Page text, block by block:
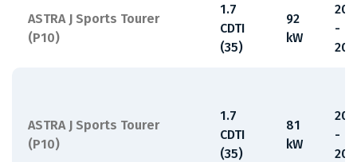
ASTRA J Sports Tourer
(P10)
1.7
CDTI
(35)
92
kW
-
ASTRA J Sports Tourer
(P10)
1.7
CDTI
(35)
81
kW
-